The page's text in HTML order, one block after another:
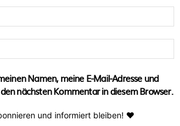
Namen, meine E-Mail-Adresse und
nächsten Kommentar in diesem Browser.
und informiert bleiben! ♥